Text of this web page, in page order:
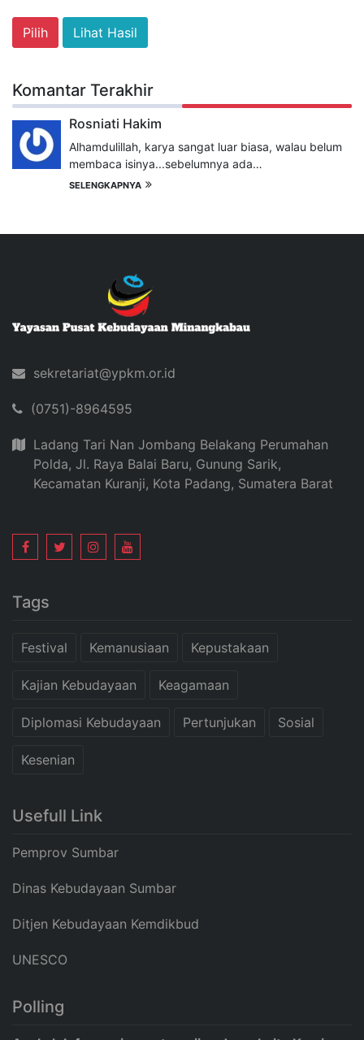
Lihat Hasil
Komantar Terakhir
Rosniati Hakim
Alhamdulillah, karya sangat luar biasa, walau belum
membaca isinya...sebelumnya ada…
SELENGKAPNYA
sekretariat@ypkm.or.id
(0751)-8964595
Ladang Tari Nan Jombang Belakang Perumahan
Polda, Jl. Raya Balai Baru, Gunung Sarik,
Kecamatan Kuranji, Kota Padang, Sumatera Barat
Tags
Festival Kemanusiaan Kepustakaan
Kajian Kebudayaan Keagamaan
Diplomasi Kebudayaan Pertunjukan Sosial
Kesenian
Usefull Link
Pemprov Sumbar
Dinas Kebudayaan Sumbar
Ditjen Kebudayaan Kemdikbud
UNESCO
Polling